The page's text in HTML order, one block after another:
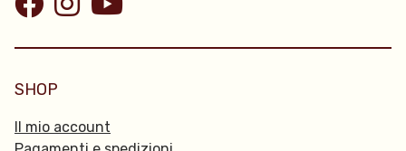
SHOP
Il mio account